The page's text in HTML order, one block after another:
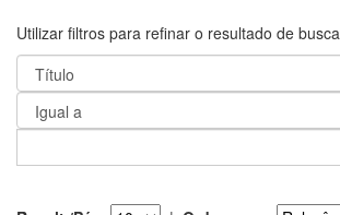
Utilizar filtros para refinar o resultado de